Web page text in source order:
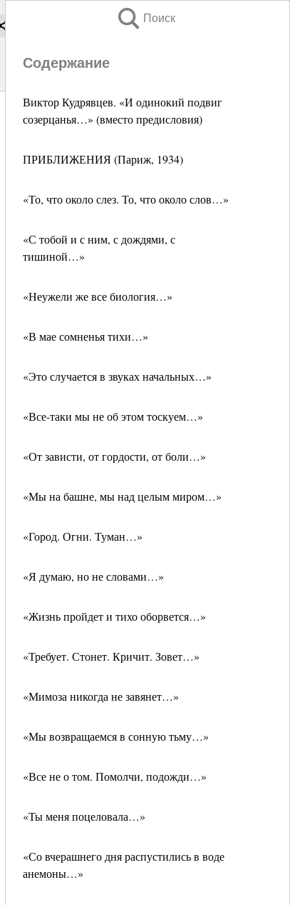
Поиск
Содержание
Виктор Кудрявцев. «И одинокий подвиг
созерцанья…» (вместо предисловия)
ПРИБЛИЖЕНИЯ (Париж, 1934)
«То, что около слез. То, что около слов…»
«С тобой и с ним, с дождями, с
тишиной…»
«Неужели же все биология…»
«В мае сомненья тихи…»
«Это случается в звуках начальных…»
«Все-таки мы не об этом тоскуем…»
«От зависти, от гордости, от боли…»
«Мы на башне, мы над целым миром…»
«Город. Огни. Туман…»
«Я думаю, но не словами…»
«Жизнь пройдет и тихо оборвется…»
«Требует. Стонет. Кричит. Зовет…»
«Мимоза никогда не завянет…»
«Мы возвращаемся в сонную тьму…»
«Все не о том. Помолчи, подожди…»
«Ты меня поцеловала…»
«Со вчерашнего дня распустились в воде
анемоны…»